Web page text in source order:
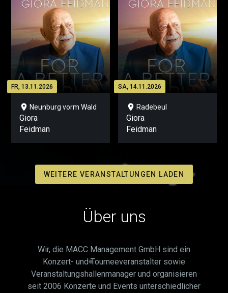
FR, 13.11.2026
location_on Neunburg vorm Wald
Giora
Feidman
SA, 14.11.2026
location_on Radebeul
Giora
Feidman
WEITERE VERANSTALTUNGEN LADEN
Über uns
Wir, die MACC Management GmbH sind ein
Konzert- und Tourneeveranstalter sowie
Veranstaltungshallenmanager und organisieren
seit 2006 Konzerte und Events unterschiedlicher